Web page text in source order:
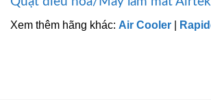
Xem thêm hãng khác: Air Cooler